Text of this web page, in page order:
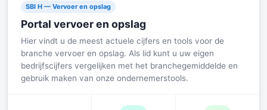
SBI H — Vervoer en opslag
Portal vervoer en opslag
Hier vindt u de meest actuele cijfers en tools voor de
branche vervoer en opslag. Als lid kunt u uw eigen
bedrijfscijfers vergelijken met het branchegemiddelde en
gebruik maken van onze ondernemerstools.